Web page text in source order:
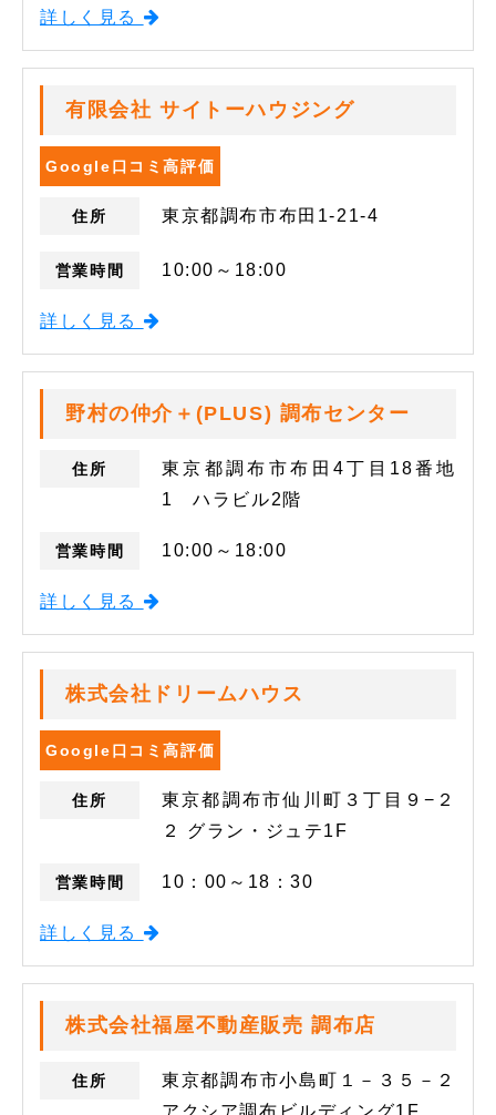
詳しく見る
有限会社 サイトーハウジング
Google口コミ高評価
住所 東京都調布市布田1-21-4
営業時間 10:00～18:00
詳しく見る
野村の仲介＋(PLUS) 調布センター
住所
東京都調布市布田4丁目18番地
1 ハラビル2階
営業時間 10:00～18:00
詳しく見る
株式会社ドリームハウス
Google口コミ高評価
住所
東京都調布市仙川町３丁目９−２
２ グラン・ジュテ1F
営業時間 10：00～18：30
詳しく見る
株式会社福屋不動産販売 調布店
住所
東京都調布市小島町１－３５－２